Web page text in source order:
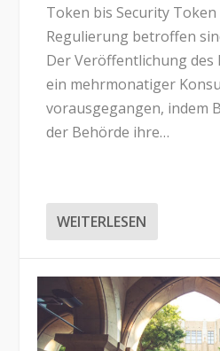
Token bis Security
Regulierung betroffen
Der Veröffentlichung
ein mehrmonatiger
vorausgegangen, indem
der Behörde ihre…
WEITERLESEN